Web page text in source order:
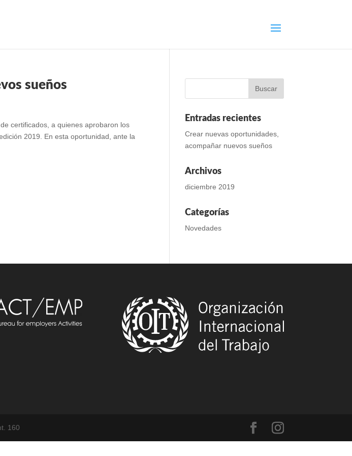
sueños
certificados, a quienes aprobaron los
2019. En esta oportunidad, ante la
Entradas recientes
Crear nuevas oportunidades,
acompañar nuevos sueños
Archivos
diciembre 2019
Categorías
Novedades
160